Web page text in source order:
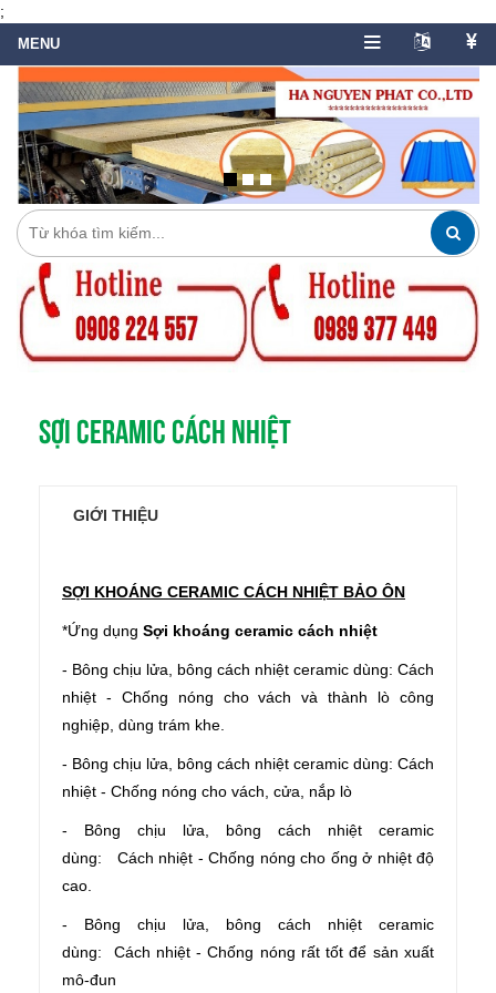
;
SỢI CERAMIC CÁCH NHIỆT
GIỚI THIỆU
SỢI KHOÁNG CERAMIC CÁCH NHIỆT BẢO ÔN
*Ứng dụng Sợi khoáng ceramic cách nhiệt
- Bông chịu lửa, bông cách nhiệt ceramic dùng: Cách
nhiệt - Chống nóng cho vách và thành lò công
nghiệp, dùng trám khe.
- Bông chịu lửa, bông cách nhiệt ceramic dùng: Cách
nhiệt - Chống nóng cho vách, cửa, nắp lò
- Bông chịu lửa, bông cách nhiệt ceramic
dùng:
Cách nhiệt - Chống nóng cho ống ở nhiệt độ
cao.
- Bông chịu lửa, bông cách nhiệt ceramic
dùng:
Cách nhiệt - Chống nóng rất tốt để sản xuất
mô-đun